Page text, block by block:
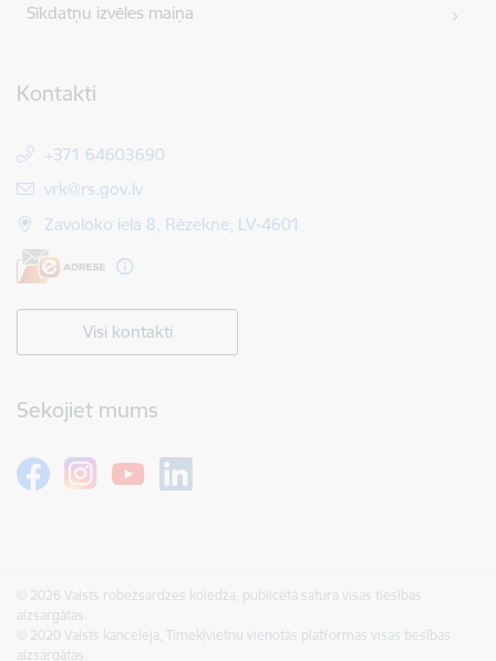
Sīkdatņu izvēles maiņa
Kontakti
+371 64603690
E-pasts:
vrk@rs.gov.lv
Zavoloko iela 8, Rēzekne, LV-4601
Visi kontakti
Sekojiet mums
© 2026 Valsts robežsardzes koledža, publicētā satura visas tiesības
aizsargātas.
© 2020 Valsts kanceleja, Tīmekļvietņu vienotās platformas visas tiesības
aizsargātas.